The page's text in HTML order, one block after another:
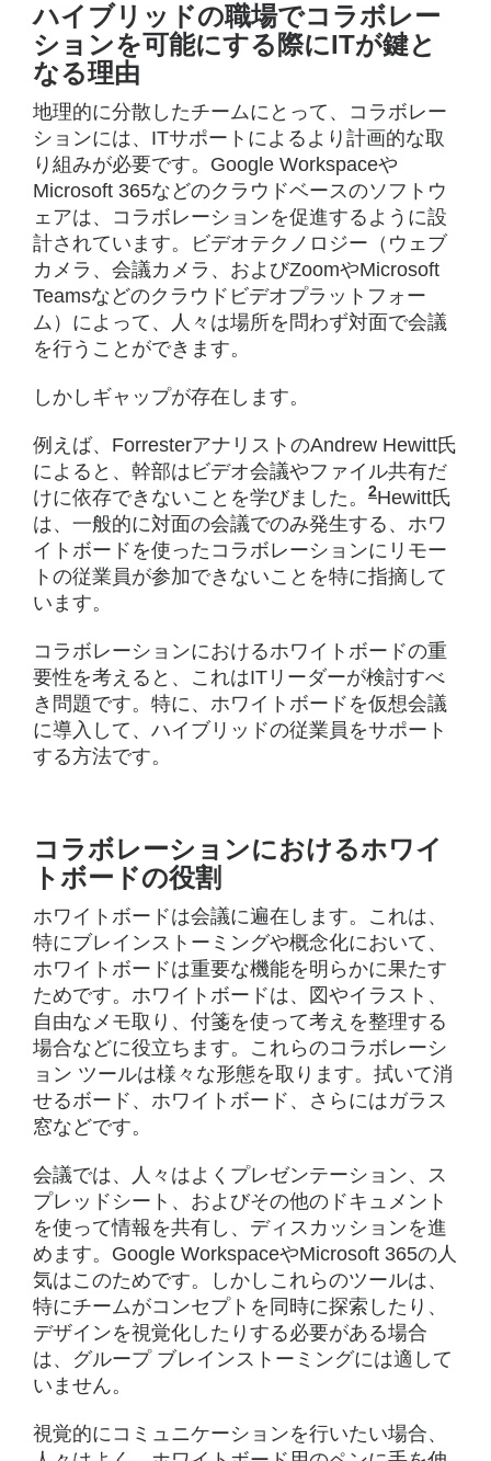
ハイブリッドの職場でコラボレー
ションを可能にする際にITが鍵と
なる理由
地理的に分散したチームにとって、コラボレー
ションには、ITサポートによるより計画的な取
り組みが必要です。Google Workspaceや
Microsoft 365などのクラウドベースのソフトウ
ェアは、コラボレーションを促進するように設
計されています。ビデオテクノロジー（ウェブ
カメラ、会議カメラ、およびZoomやMicrosoft
Teamsなどのクラウドビデオプラットフォー
ム）によって、人々は場所を問わず対面で会議
を行うことができます。
しかしギャップが存在します。
例えば、ForresterアナリストのAndrew Hewitt氏
によると、幹部はビデオ会議やファイル共有だ
けに依存できないことを学びました。
2Roberto
Hewitt氏
は、一般的に対面の会議でのみ発生する、ホワ
イトボードを使ったコラボレーションにリモー
トの従業員が参加できないことを特に指摘して
います。
コラボレーションにおけるホワイトボードの重
要性を考えると、これはITリーダーが検討すべ
き問題です。特に、ホワイトボードを仮想会議
に導入して、ハイブリッドの従業員をサポート
する方法です。
コラボレーションにおけるホワイ
トボードの役割
ホワイトボードは会議に遍在します。これは、
特にブレインストーミングや概念化において、
ホワイトボードは重要な機能を明らかに果たす
ためです。ホワイトボードは、図やイラスト、
自由なメモ取り、付箋を使って考えを整理する
場合などに役立ちます。これらのコラボレーシ
ョン ツールは様々な形態を取ります。拭いて消
せるボード、ホワイトボード、さらにはガラス
窓などです。
会議では、人々はよくプレゼンテーション、ス
プレッドシート、およびその他のドキュメント
を使って情報を共有し、ディスカッションを進
めます。Google WorkspaceやMicrosoft 365の人
気はこのためです。しかしこれらのツールは、
特にチームがコンセプトを同時に探索したり、
デザインを視覚化したりする必要がある場合
は、グループ ブレインストーミングには適して
いません。
視覚的にコミュニケーションを行いたい場合、